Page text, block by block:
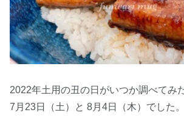
2022年土用の丑の日がいつか調べてみ
7月23日（土）と 8月4日（木）でした。